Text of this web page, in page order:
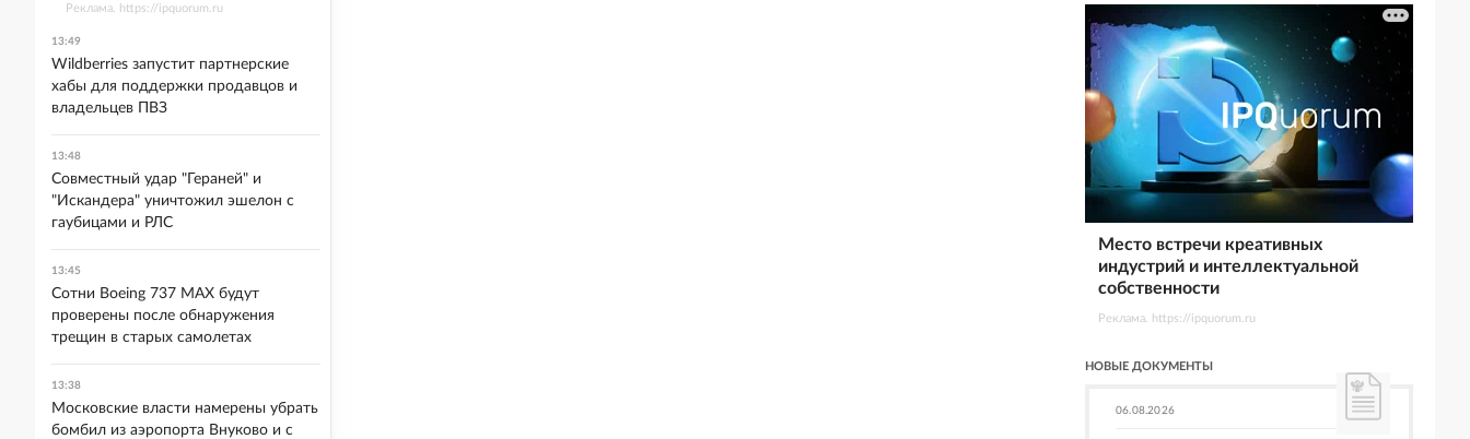
Место встречи креативных
индустрий и интеллектуальной
собственности
Реклама. https://ipquorum.ru
НОВЫЕ ДОКУМЕНТЫ
06.08.2026
Реклама. https://ipquorum.ru
13:49
Wildberries запустит партнерские
хабы для поддержки продавцов и
владельцев ПВЗ
13:48
Совместный удар "Гераней" и
"Искандера" уничтожил эшелон с
гаубицами и РЛС
13:45
Сотни Boeing 737 MAX будут
проверены после обнаружения
трещин в старых самолетах
13:38
Московские власти намерены убрать
бомбил из аэропорта Внуково и с